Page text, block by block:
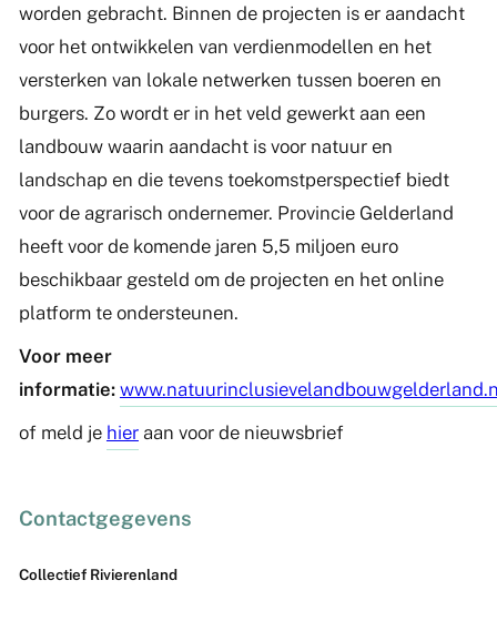
worden gebracht. Binnen de projecten is er aandacht
voor het ontwikkelen van verdienmodellen en het
versterken van lokale netwerken tussen boeren en
burgers. Zo wordt er in het veld gewerkt aan een
landbouw waarin aandacht is voor natuur en
landschap en die tevens toekomstperspectief biedt
voor de agrarisch ondernemer. Provincie Gelderland
heeft voor de komende jaren 5,5 miljoen euro
beschikbaar gesteld om de projecten en het online
platform te ondersteunen.
Voor meer
informatie:
of meld je hieraan voor de nieuwsbrief
Contactgegevens
Collectief Rivierenland